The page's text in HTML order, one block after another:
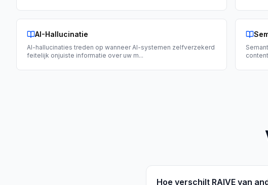
AI-Hallucinatie
AI-hallucinaties treden op wanneer AI-systemen zelfverzekerd
feitelijk onjuiste informatie over uw m...
Hoe verschilt RAIVE van